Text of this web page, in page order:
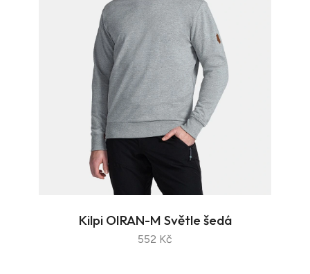
Kilpi OIRAN-M Světle šedá
552 Kč